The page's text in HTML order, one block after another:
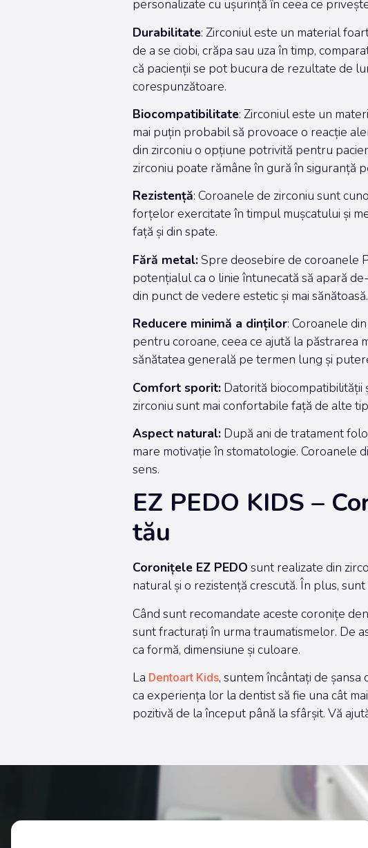
personalizate cu ușurință în ceea ce
Durabilitate: Zirconiul este un material
de a se ciobi, crăpa sau uza în timp,
că pacienții se pot bucura de rezultate de
corespunzătoare.
Biocompatibilitate: Zirconiul este un
mai puțin probabil să provoace o reacție
din zirconiu o opțiune potrivită pentru
zirconiu poate rămâne în gură în siguranță
Rezistență: Coroanele de zirconiu sunt
forțelor exercitate în timpul mușcatului și
față și din spate.
Fără metal:Spre deosebire de coroanele
potențialul ca o linie întunecată să apară
din punct de vedere estetic și mai sănătoasă.
Reducere minimă a dinților: Coroanele
pentru coroane, ceea ce ajută la
sănătatea generală pe termen lung și
Comfort sporit: Datorită biocompatibilității
zirconiu sunt mai confortabile față de alte
Aspect natural: După ani de tratament
mare motivație în stomatologie. Coroanele
sens.
EZ PEDO KIDS –
tău
Coronițele EZ PEDO sunt realizate din
natural și o rezistență crescută. În plus,
Când sunt recomandate aceste coronițe
sunt fracturați în urma traumatismelor. De
ca formă, dimensiune și culoare.
La Dentoart Kids, suntem încântați de
ca experiența lor la dentist să fie una cât
pozitivă de la început până la sfârșit. Vă